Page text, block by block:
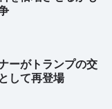
ーがトランプの交
して再登場